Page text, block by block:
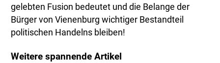
gelebten Fusion bedeutet und die Belange der
Bürger von Vienenburg wichtiger Bestandteil
politischen Handelns bleiben!
Weitere spannende Artikel